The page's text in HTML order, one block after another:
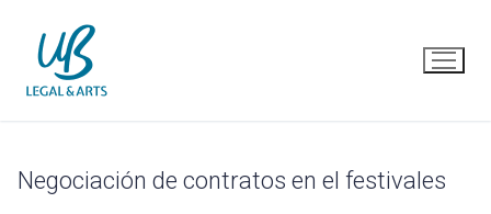
contenido
Negociación de contratos en el festivales